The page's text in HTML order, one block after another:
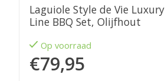
Laguiole Style de Vie Luxury
Line BBQ Set, Olijfhout
Op voorraad
€79,95